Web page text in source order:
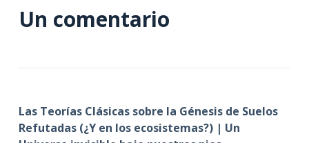
Un comentario
Las Teorías Clásicas sobre la Génesis de Suelos
Refutadas (¿Y en los ecosistemas?) | Un